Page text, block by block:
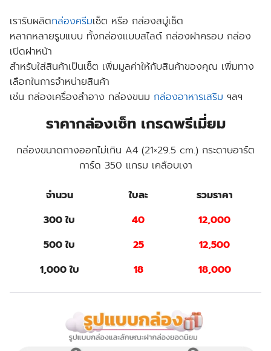
เรารับผลิตกล่องครีมเซ็ต หรือ กล่องสบู่เซ็ต
หลากหลายรูบแบบ ทั้งกล่องแบบสไลด์ กล่องฝาครอบ กล่อง
เปิดฝาหน้า
สำหรับใส่สินค้าเป็นเซ็ต เพิ่มมูลค่าให้กับสินค้าของคุณ เพิ่มทาง
เลือกในการจำหน่ายสินค้า
เช่น กล่องเครื่องสำอาง กล่องขนม กล่องอาหารเสริม ฯลฯ
ราคากล่องเซ็ท เกรดพรีเมี่ยม
กล่องขนาดกางออกไม่เกิน A4 (21×29.5 cm.) กระดาษอาร์ต
การ์ด 350 แกรม เคลือบเงา
จำนวน ใบละ
รวมราคา
300 ใบ
40
12,000
500 ใบ
25
12,500
1,000 ใบ
18 18,000